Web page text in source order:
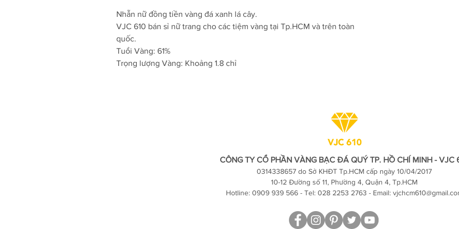
Nhẫn nữ đồng tiền vàng đá xanh lá cây.
VJC 610 bán sỉ nữ trang cho các tiệm vàng tại Tp.HCM và trên toàn
quốc.
Tuổi Vàng: 61%
Trọng lượng Vàng: Khoảng 1.8 chỉ
CÔNG TY CỔ PHẦN VÀNG BẠC ĐÁ QUÝ TP. HỒ CHÍ MINH - VJC
0314338657 do Sở KHĐT Tp.HCM cấp ngày 10/04/2017
10-12 Đường số 11, Phường 4, Quận 4, Tp.HCM
Hotline: 0909 939 566 - Tel: 028 2253 2763 - Email: